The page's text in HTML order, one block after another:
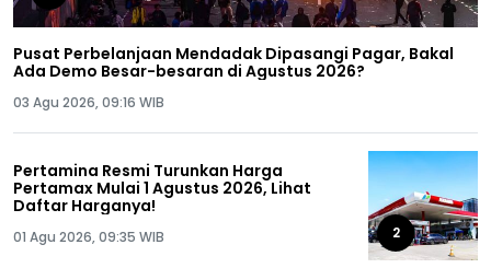
Pusat Perbelanjaan Mendadak Dipasangi Pagar, Bakal
Ada Demo Besar-besaran di Agustus 2026?
03 Agu 2026, 09:16 WIB
Pertamina Resmi Turunkan Harga
Pertamax Mulai 1 Agustus 2026, Lihat
Daftar Harganya!
01 Agu 2026, 09:35 WIB 2